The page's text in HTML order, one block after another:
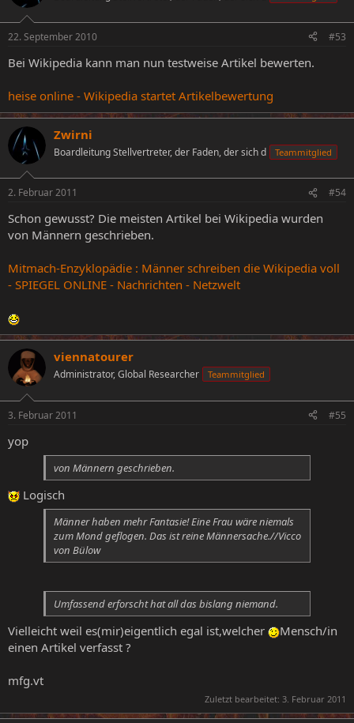
22. September 2010 #53
Bei Wikipedia kann man nun testweise Artikel bewerten.
heise online - Wikipedia startet Artikelbewertung
Zwirni
Boardleitung Stellvertreter, der Faden, der sich d Teammitglied
2. Februar 2011 #54
Schon gewusst? Die meisten Artikel bei Wikipedia wurden
von Männern geschrieben.
Mitmach-Enzyklopädie : Männer schreiben die Wikipedia voll
- SPIEGEL ONLINE - Nachrichten - Netzwelt
viennatourer
Administrator, Global Researcher Teammitglied
3. Februar 2011 #55
yop
von Männern geschrieben.
Logisch
Männer haben mehr Fantasie! Eine Frau wäre niemals
zum Mond geflogen. Das ist reine Männersache.//Vicco
von Bülow
Umfassend erforscht hat all das bislang niemand.
Vielleicht weil es(mir)eigentlich egal ist,welcher
Mensch/in
einen Artikel verfasst ?
mfg.vt
Zuletzt bearbeitet: 3. Februar 2011